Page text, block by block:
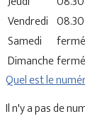
Vendredi
Samedi
fermé
Dimanchefermé
Quel est le
Il n'y a pas de